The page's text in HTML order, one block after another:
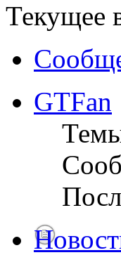
Текущее
GTFan